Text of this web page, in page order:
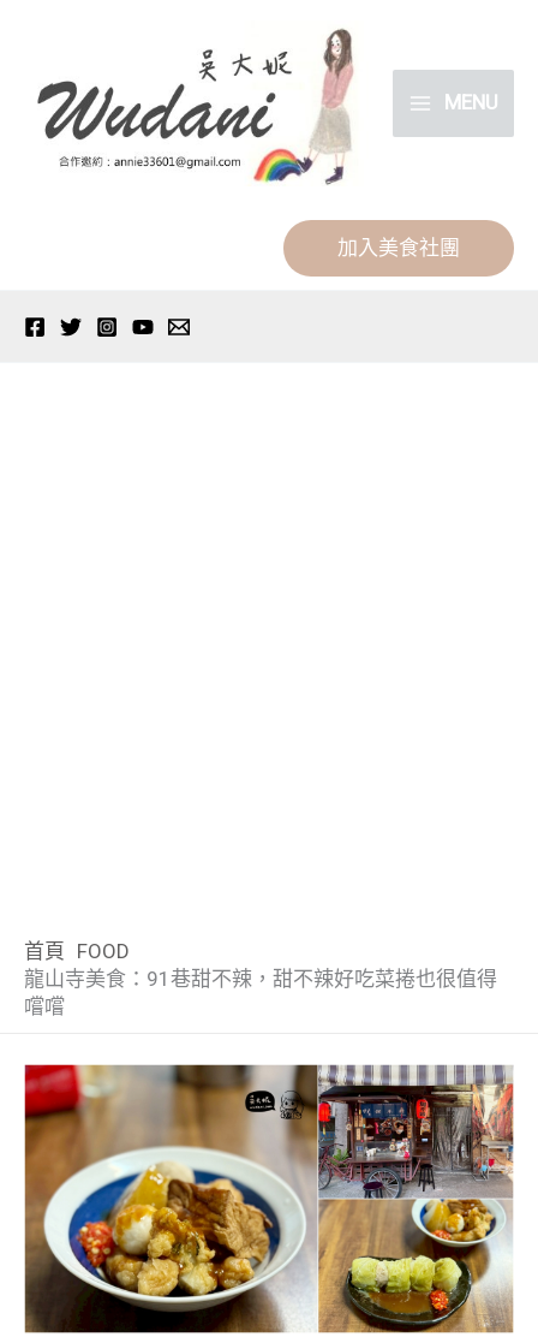
MENU
加入美食社團
首頁 FOOD
龍山寺美食：91巷甜不辣，甜不辣好吃菜捲也很值得
嚐嚐